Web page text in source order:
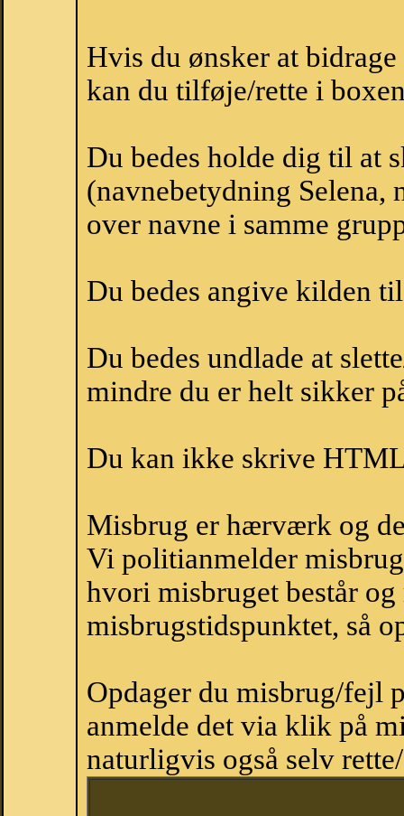
Hvis du ønsker at
kan du tilføje/rette i
Du bedes holde dig til at
(navnebetydning Selena,
over navne i samme
Du bedes angive kilden
Du bedes undlade at
mindre du er helt sikker
Du kan ikke skrive
Misbrug er hærværk og
Vi politianmelder
hvori misbruget består
misbrugstidspunktet, så
Opdager du misbrug/fejl
anmelde det via klik på
naturligvis også selv